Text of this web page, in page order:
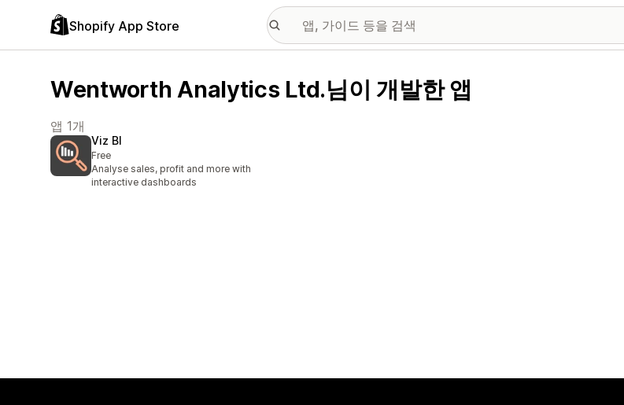
Shopify App Store
Wentworth Analytics Ltd.님이 개발한 앱
앱 1개
Viz BI
Free
Analyse sales, profit and more with
interactive dashboards